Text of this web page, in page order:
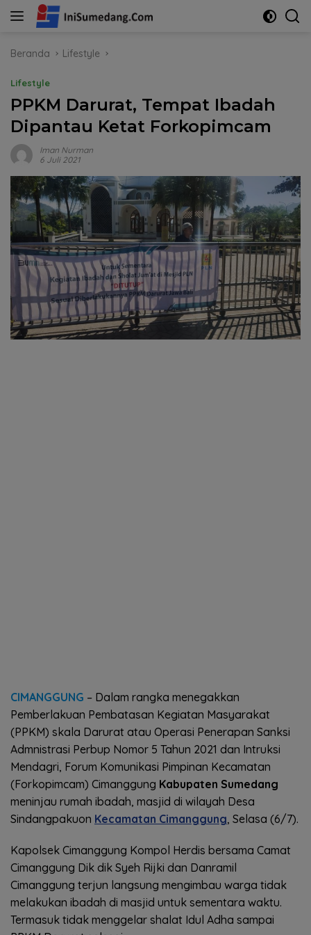
Langsung
Beranda
Lifestyle
Lifestyle
PPKM Darurat, Tempat Ibadah
Dipantau Ketat Forkopimcam
Iman Nurman
6 Juli 2021
CIMANGGUNG – Dalam rangka menegakkan
Pemberlakuan Pembatasan Kegiatan Masyarakat
(PPKM) skala Darurat atau Operasi Penerapan Sanksi
Admnistrasi Perbup Nomor 5 Tahun 2021 dan Intruksi
Mendagri, Forum Komunikasi Pimpinan Kecamatan
(Forkopimcam) Cimanggung Kabupaten Sumedang
meninjau rumah ibadah, masjid di wilayah Desa
Sindangpakuon Kecamatan Cimanggung, Selasa (6/7).
Kapolsek Cimanggung Kompol Herdis bersama Camat
Cimanggung Dik dik Syeh Rijki dan Danramil
Cimanggung terjun langsung mengimbau warga tidak
melakukan ibadah di masjid untuk sementara waktu.
Termasuk tidak menggelar shalat Idul Adha sampai